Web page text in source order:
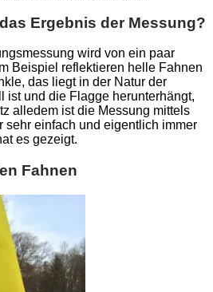
Ergebnis der Messung?
wird von ein paar
Beispiel reflektieren helle Fahnen
das liegt in der Natur der
ist und die Flagge herunterhängt,
alledem ist die Messung mittels
sehr einfach und eigentlich immer
es gezeigt.
Fahnen